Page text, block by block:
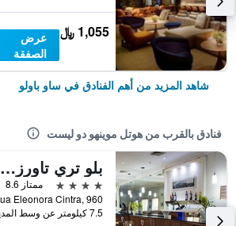
1,055 ﷼
عرض
الصفقة
شاهد المزيد من أهم الفنادق في ساو باولو
فنادق بالقرب من هوتل موينهو دو ليست
بلو تري تاورز أناليا فرانكو - تاتوابيه
4 نجوم
ممتاز 8.6
7.5 كيلومتر عن وسط المدينة